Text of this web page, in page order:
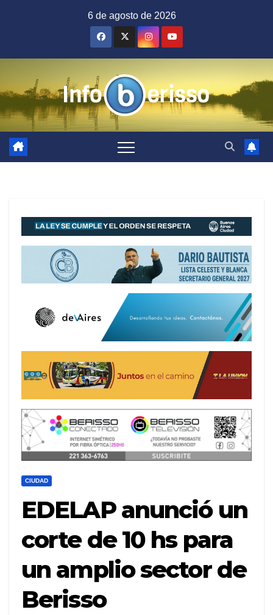
6 de agosto de 2026
CIUDAD
EDELAP anunció un
corte de 10 hs para
un amplio sector de
Berisso